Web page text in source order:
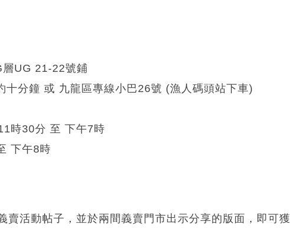
層UG 21-22號鋪
十分鐘 或 九龍區專線小巴26號 (漁人碼頭站下車)
時30分 至 下午7時
下午8時
賣活動帖子，並於兩間義賣門市出示分享的版面，即可獲